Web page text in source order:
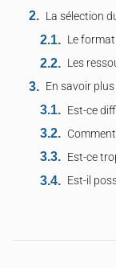
En savoir plus
Est-ce
Est-il